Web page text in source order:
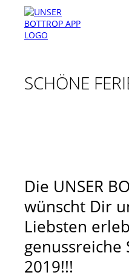
SCHÖNE
Die UNSER
wünscht Dir
Liebsten
2019!!!